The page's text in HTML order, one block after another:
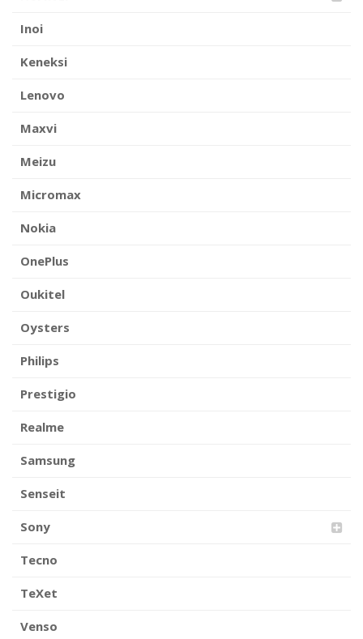
Inoi
Keneksi
Lenovo
Maxvi
Meizu
Micromax
Nokia
OnePlus
Oukitel
Oysters
Philips
Prestigio
Realme
Samsung
Senseit
Sony
Tecno
TeXet
Venso